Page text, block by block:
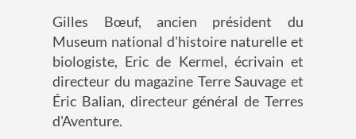
Gilles Bœuf, ancien président du
Museum national d'histoire naturelle et
biologiste, Eric de Kermel, écrivain et
directeur du magazine Terre Sauvage et
Éric Balian, directeur général de Terres
d'Aventure.